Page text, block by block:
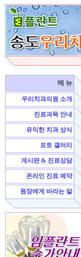
메 뉴
우리치과의원 소개
진료과목 안내
유익한 치과 상식
포토 갤러리
게시판 & 진료상담
온라인 진료 예약
원장에게 바라는 말